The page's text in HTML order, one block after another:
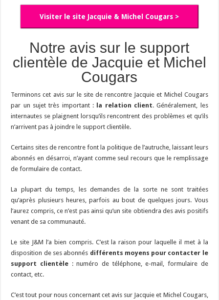
Visiter le site Jacquie & Michel Cougars >
Notre avis sur le support
clientèle de Jacquie et Michel
Cougars
Terminons cet avis sur le site de rencontre Jacquie et Michel Cougars
par un sujet très important :
la relation client. Généralement, les
internautes se plaignent lorsqu’ils rencontrent des problèmes et qu’ils
n’arrivent pas à joindre le support clientèle.
Certains sites de rencontre font la politique de l’autruche, laissant leurs
abonnés en désarroi, n’ayant comme seul recours que le remplissage
de formulaire de contact.
La plupart du temps, les demandes de la sorte ne sont traitées
qu’après plusieurs heures, parfois au bout de quelques jours. Vous
l’aurez compris, ce n’est pas ainsi qu’un site obtiendra des avis positifs
venant de sa communauté.
Le site J&M l’a bien compris. C’est la raison pour laquelle il met à la
disposition de ses abonnés différents moyens pour contacter le
support clientèle: numéro de téléphone, e-mail, formulaire de
contact, etc.
C’est tout pour nous concernant cet avis sur Jacquie et Michel Cougars,